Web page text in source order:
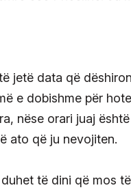
jetë data që
e dobishme për
nëse orari juaj
ato që ju nevojiten.